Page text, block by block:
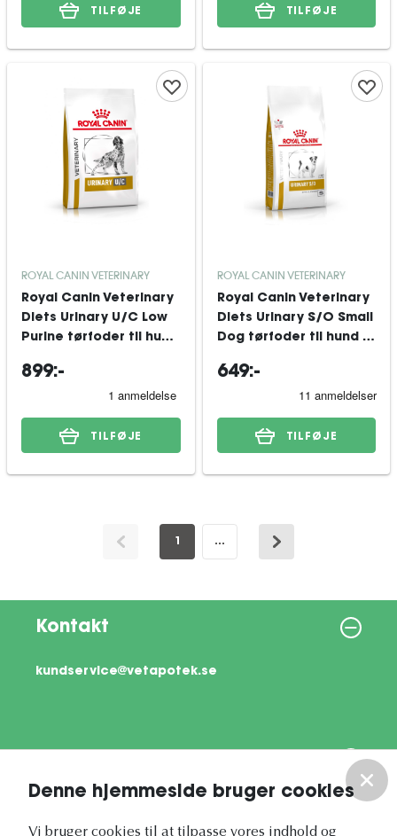
Denne hjemmeside bruger cookies
Vi bruger cookies til at tilpasse vores indhold og
TILFØJE TILFØJE
ROYAL CANIN VETERINARY
Royal Canin Veterinary
Diets Urinary U/C Low
Purine tørfoder til hund
899:-
TILFØJE
ROYAL CANIN VETERINARY
Royal Canin Veterinary
Diets Urinary S/O Small
Dog tørfoder til hund 8
649:-
TILFØJE
1 ...
Kontakt
kundservice@vetapotek.se